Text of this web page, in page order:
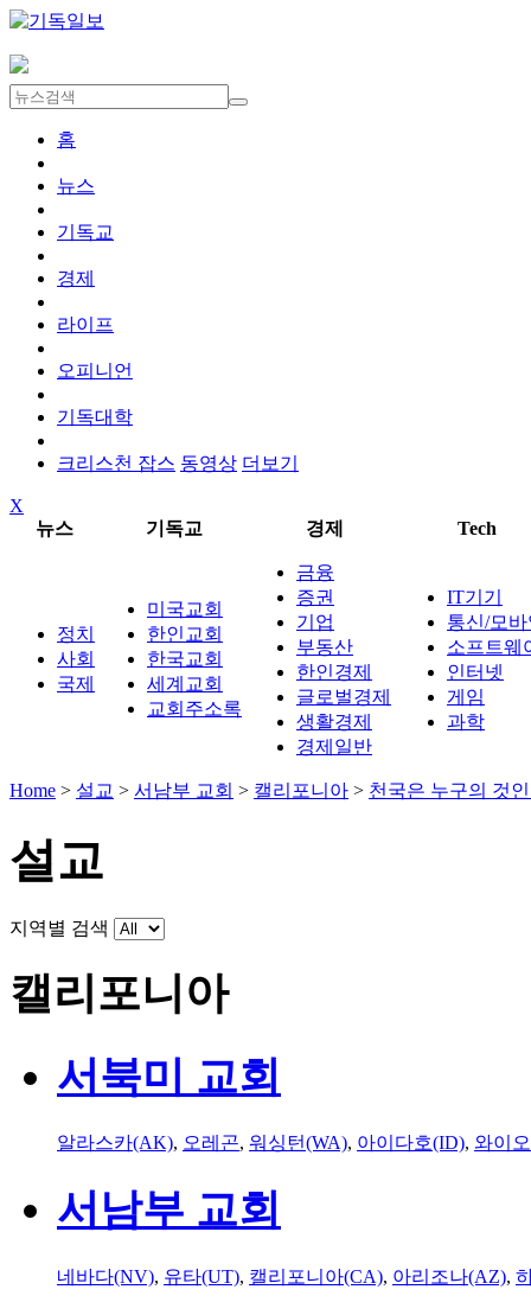
홈
뉴스
기독교
경제
라이프
오피니언
기독대학
크리스천 잡스 동영상 더보기
X
뉴스
기독교 경제 Tech
정치
사회
국제
미국교회
한인교회
한국교회
세계교회
교회주소록
금융
증권
기업
부동산
한인경제
글로벌경제
생활경제
경제일반
IT기기
통신/모
소프트웨
인터넷
게임
과학
Home > 설교 > 서남부 교회 > 캘리포니아 > 천국은 누구의 것
설교
지역별 검색
캘리포니아
서북미 교회
알라스카(AK), 오레곤, 워싱턴(WA), 아이다호(ID), 와이
서남부 교회
네바다(NV), 유타(UT), 캘리포니아(CA), 아리조나(AZ),